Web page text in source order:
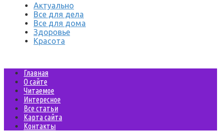
Актуально
Все для дела
Все для дома
Здоровье
Красота
Главная
О сайте
Читаемое
Интересное
Все статьи
Карта сайта
Контакты